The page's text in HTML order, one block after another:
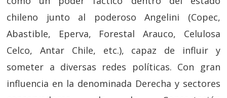
chileno junto al poderoso Angelini (Copec,
Abastible, Eperva, Forestal Arauco, Celulosa
Celco, Antar Chile, etc.), capaz de influir y
someter a diversas redes políticas. Con gran
influencia en la denominada Derecha y sectores